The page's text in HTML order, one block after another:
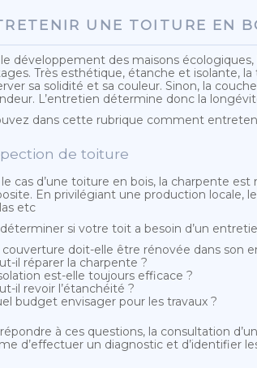
UNE TOITURE EN
développement des maisons
Très esthétique, étanche et isolante,
sa solidité et sa couleur. Sinon, la
L’entretien détermine donc la
dans cette rubrique comment
de toiture
le cas d’une toiture en bois, la charpente
En privilégiant une production locale,
etc
si votre toit a besoin d’un
couverture doit-elle être rénovée dans son
il réparer la charpente ?
est-elle toujours efficace ?
il revoir l’étanchéité ?
budget envisager pour les travaux ?
à ces questions, la consultation
d’effectuer un diagnostic et d’identifier